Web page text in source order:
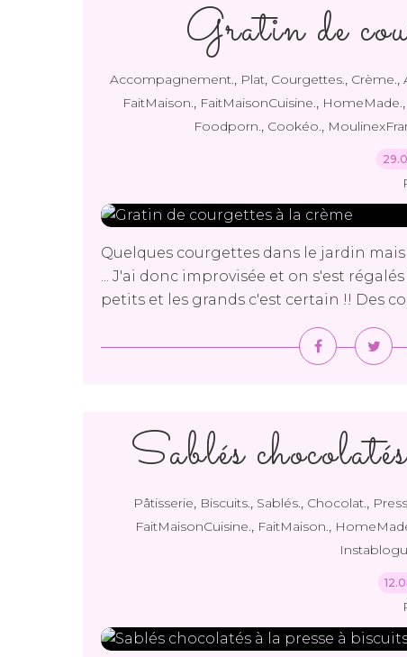
Gratin de
Accompagnement., Plat, Courgettes., Crème.,
FaitMaison., FaitMaisonCuisine., HomeMade.,
Foodporn., Cookéo.,
Quelques courgettes dans le jardin
... J'ai donc improvisée et on s'est
petits et les grands c'est certain !! Des
Sablés
Pâtisserie, Biscuits., Sablés., Chocolat.,
FaitMaisonCuisine., FaitMaison.,